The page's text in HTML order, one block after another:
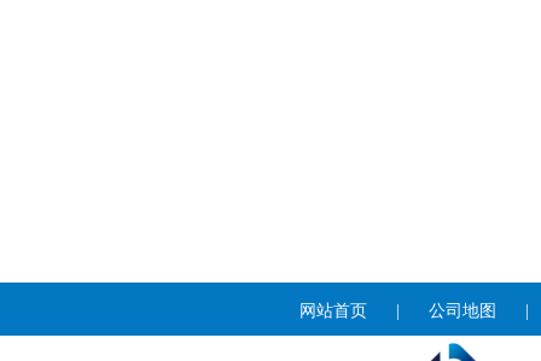
网站首页 公司地图